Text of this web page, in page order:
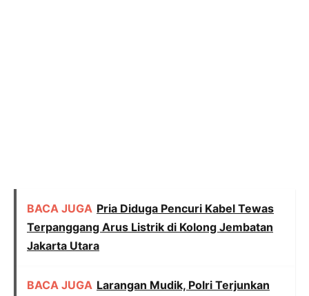
BACA JUGA Pria Diduga Pencuri Kabel Tewas
Terpanggang Arus Listrik di Kolong Jembatan
Jakarta Utara
BACA JUGA Larangan Mudik, Polri Terjunkan